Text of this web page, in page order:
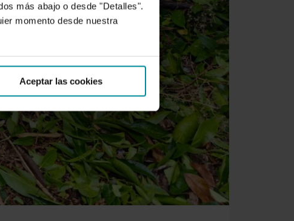
más abajo o desde "Detalles".
momento desde nuestra
Aceptar las cookies